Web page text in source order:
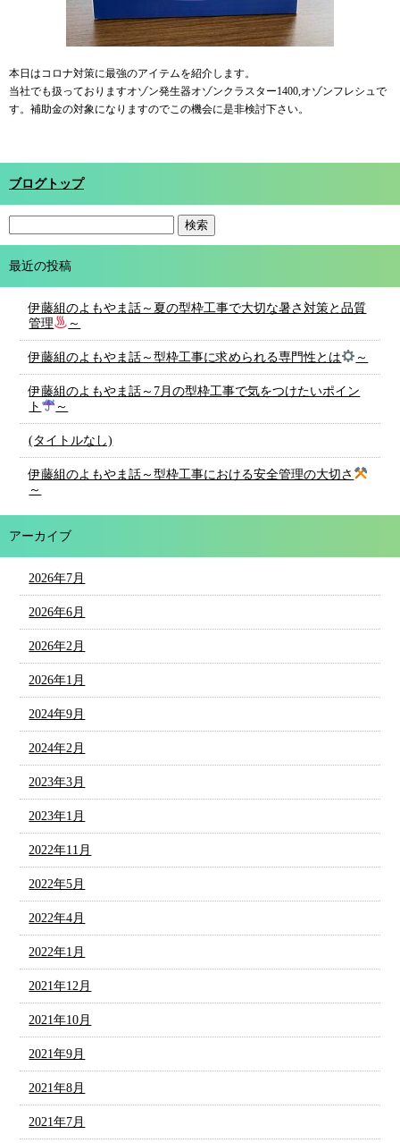
本日はコロナ対策に最強のアイテムを紹介します。
当社でも扱っておりますオゾン発生器オゾンクラスター1400,オゾンフレシュで
す。補助金の対象になりますのでこの機会に是非検討下さい。
ブログトップ
最近の投稿
伊藤組のよもやま話～夏の型枠工事で大切な暑さ対策と品質
管理
～
伊藤組のよもやま話～型枠工事に求められる専門性とは ～
伊藤組のよもやま話～7月の型枠工事で気をつけたいポイン
ト
～
(タイトルなし)
伊藤組のよもやま話～型枠工事における安全管理の大切さ
～
アーカイブ
2026年7月
2026年6月
2026年2月
2026年1月
2024年9月
2024年2月
2023年3月
2023年1月
2022年11月
2022年5月
2022年4月
2022年1月
2021年12月
2021年10月
2021年9月
2021年8月
2021年7月